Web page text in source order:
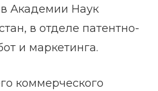
Академии Наук
в отделе патентно-
и маркетинга.
коммерческого